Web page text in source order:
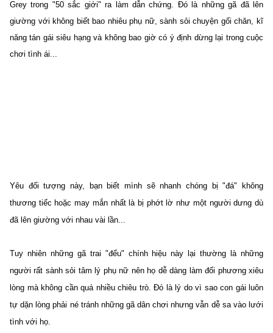
Grey trong "50 sắc giới" ra làm dẫn chứng. Đó là những gã đã lên
giường với không biết bao nhiêu phụ nữ, sành sỏi chuyện gối chăn, kĩ
năng tán gái siêu hạng và không bao giờ có ý định dừng lại trong cuộc
chơi tình ái...
Yêu đối tượng này, bạn biết mình sẽ nhanh chóng bị "đá" không
thương tiếc hoặc may mắn nhất là bị phớt lờ như một người dưng dù
đã lên giường với nhau vài lần...
Tuy nhiên những gã trai "đểu" chính hiệu này lại thường là những
người rất sành sỏi tâm lý phụ nữ nên họ dễ dàng làm đối phương xiêu
lòng mà không cần quá nhiều chiêu trò. Đó là lý do vì sao con gái luôn
tự dặn lòng phải né tránh những gã dân chơi nhưng vẫn dễ sa vào lưới
tình với họ.